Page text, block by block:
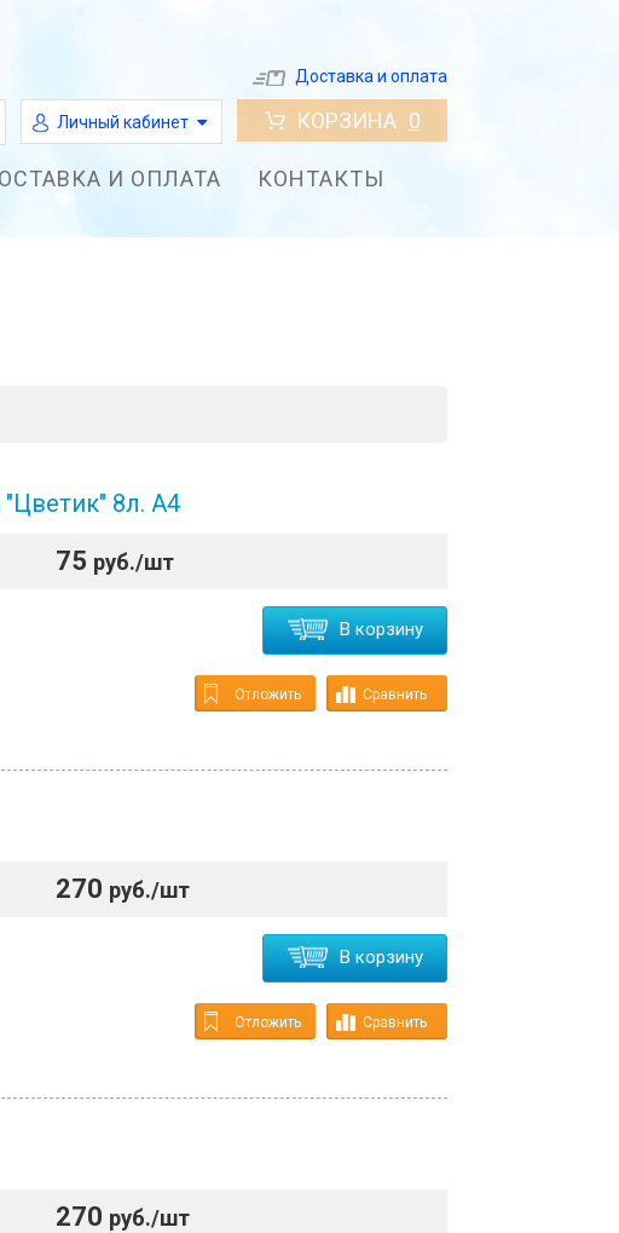
Доставка и оплата
Личный кабинет КОРЗИНА 0
И ОПЛАТА КОНТАКТЫ
8л. А4
75 руб./шт
В корзину
Отложить Сравнить
270 руб./шт
В корзину
Отложить Сравнить
270 руб./шт